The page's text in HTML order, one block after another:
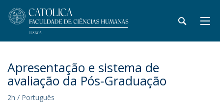
Apresentação e sistema de
avaliação da Pós-Graduação
2h / Português